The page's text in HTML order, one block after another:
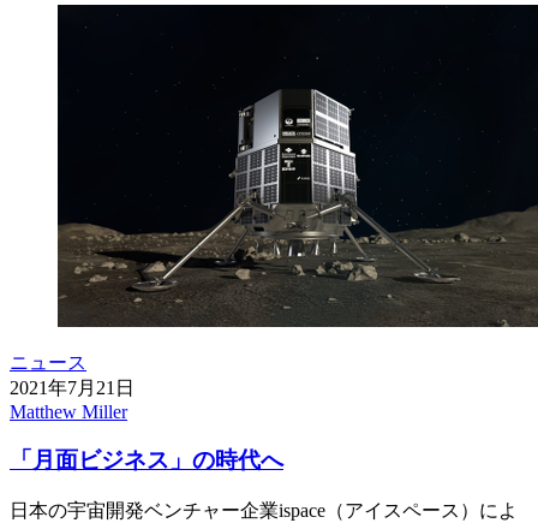
ニュース
2021年7月21日
Matthew Miller
「月面ビジネス」の時代へ
日本の宇宙開発ベンチャー企業ispace（アイスペース）によ